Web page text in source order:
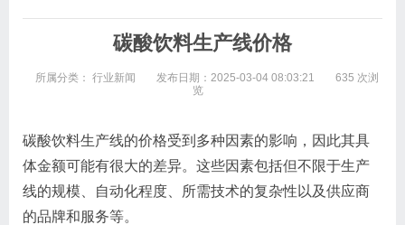
碳酸饮料生产线价格
所属分类： 行业新闻 发布日期：2025-03-04 08:03:21
635 次浏
览
碳酸饮料生产线的价格受到多种因素的影响，因此其具
体金额可能有很大的差异。这些因素包括但不限于生产
线的规模、自动化程度、所需技术的复杂性以及供应商
的品牌和服务等。